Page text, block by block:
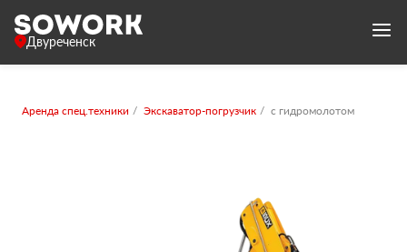
Двуреченск
Аренда спец.техники Экскаватор-погрузчик с гидромолотом